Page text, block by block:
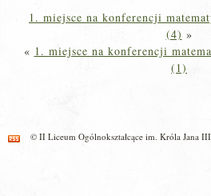
1. miejsce na konferencji
(4) »
« 1. miejsce na konferencji
(1)
© II Liceum Ogólnokształcące im. Króla Jana